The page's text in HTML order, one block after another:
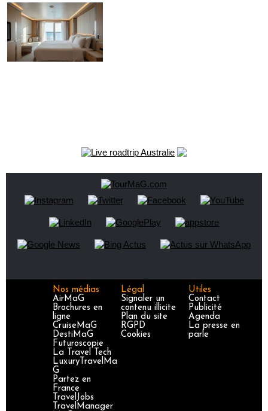
Nos médias
AirMaG
Brochures en
ligne
CruiseMaG
DestiMaG
Futuroscopie
La Travel Tech
LuxuryTravelMa
G
Partez en
France
TravelJobs
TravelManager
Légal
Signaler un
contenu illicite
Plan du site
RGPD
Cookies
Utiles
Contact
Publicité
Agenda
La presse en
parle